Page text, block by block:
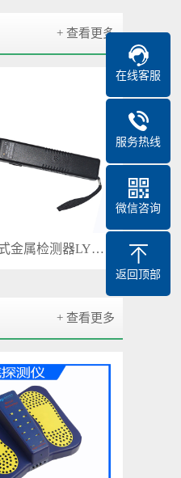
+ 查看更多
赤峰市KTV手持式金属检测器LYS-160
+ 查看更多
在线客服
服务热线
微信咨询
返回顶部